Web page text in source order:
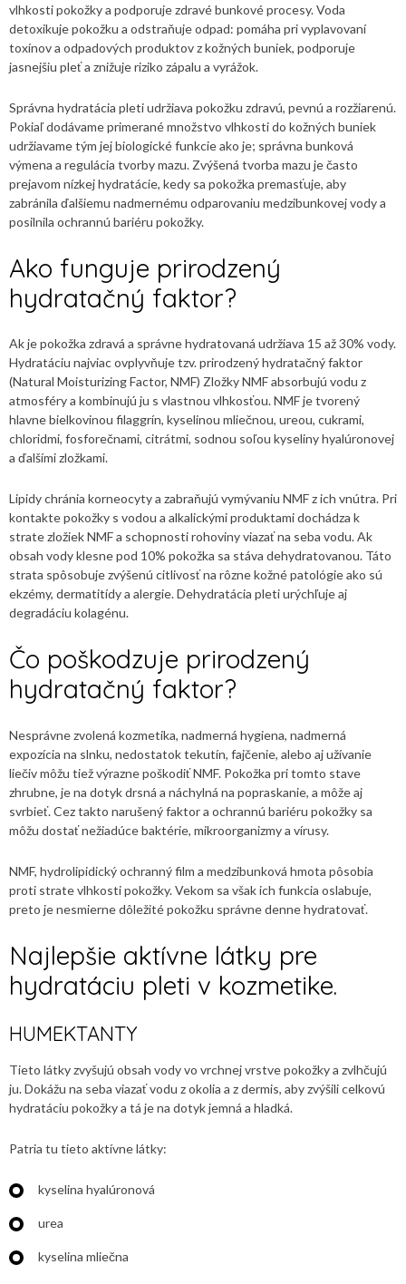
vlhkosti pokožky a podporuje zdravé bunkové procesy. Voda
detoxikuje pokožku a odstraňuje odpad: pomáha pri vyplavovaní
toxínov a odpadových produktov z kožných buniek, podporuje
jasnejšiu pleť a znižuje riziko zápalu a vyrážok.
Správna hydratácia pleti udržiava pokožku zdravú, pevnú a rozžiarenú.
Pokiaľ dodávame primerané množstvo vlhkosti do kožných buniek
udržiavame tým jej biologické funkcie ako je; správna bunková
výmena a regulácia tvorby mazu. Zvýšená tvorba mazu je často
prejavom nízkej hydratácie, kedy sa pokožka premasťuje, aby
zabránila ďalšiemu nadmernému odparovaniu medzibunkovej vody a
posilnila ochrannú bariéru pokožky.
Ako funguje prirodzený
hydratačný faktor?
Ak je pokožka zdravá a správne hydratovaná udržiava 15 až 30% vody.
Hydratáciu najviac ovplyvňuje tzv. prirodzený hydratačný faktor
(Natural Moisturizing Factor, NMF) Zložky NMF absorbujú vodu z
atmosféry a kombinujú ju s vlastnou vlhkosťou. NMF je tvorený
hlavne bielkovinou filaggrín, kyselinou mliečnou, ureou, cukrami,
chloridmi, fosforečnami, citrátmi, sodnou soľou kyseliny hyalúronovej
a ďalšími zložkami.
Lipidy chránia korneocyty a zabraňujú vymývaniu NMF z ich vnútra. Pri
kontakte pokožky s vodou a alkalickými produktami dochádza k
strate zložiek NMF a schopnosti rohoviny viazať na seba vodu. Ak
obsah vody klesne pod 10% pokožka sa stáva dehydratovanou. Táto
strata spôsobuje zvýšenú citlivosť na rôzne kožné patológie ako sú
ekzémy, dermatitídy a alergie. Dehydratácia pleti urýchľuje aj
degradáciu kolagénu.
Čo poškodzuje prirodzený
hydratačný faktor?
Nesprávne zvolená kozmetika, nadmerná hygiena, nadmerná
expozícia na slnku, nedostatok tekutín, fajčenie, alebo aj užívanie
liečiv môžu tiež výrazne poškodiť NMF. Pokožka pri tomto stave
zhrubne, je na dotyk drsná a náchylná na popraskanie, a môže aj
svrbieť. Cez takto narušený faktor a ochrannú bariéru pokožky sa
môžu dostať nežiadúce baktérie, mikroorganizmy a vírusy.
NMF, hydrolipidický ochranný film a medzibunková hmota pôsobia
proti strate vlhkosti pokožky. Vekom sa však ich funkcia oslabuje,
preto je nesmierne dôležité pokožku správne denne hydratovať.
Najlepšie aktívne látky pre
hydratáciu pleti v kozmetike.
HUMEKTANTY
Tieto látky zvyšujú obsah vody vo vrchnej vrstve pokožky a zvlhčujú
ju. Dokážu na seba viazať vodu z okolia a z dermis, aby zvýšili celkovú
hydratáciu pokožky a tá je na dotyk jemná a hladká.
Patria tu tieto aktívne látky:
kyselina hyalúronová
urea
kyselina mliečna